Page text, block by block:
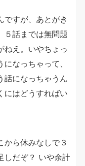
ですが、あとがき
５話までは無問題
ねえ。いやちょっ
なっちゃって、
話になっちゃうん
にはどうすればい
から休みなしで３
しだぞ？ いや余計